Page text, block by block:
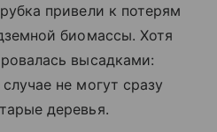
привели к потерям
биомассы. Хотя
высадками:
не могут сразу
деревья.